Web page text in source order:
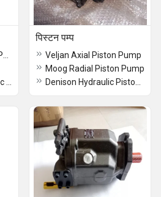
पिस्टन पम्प
Veljan Axial Piston Pump
Moog Radial Piston Pump